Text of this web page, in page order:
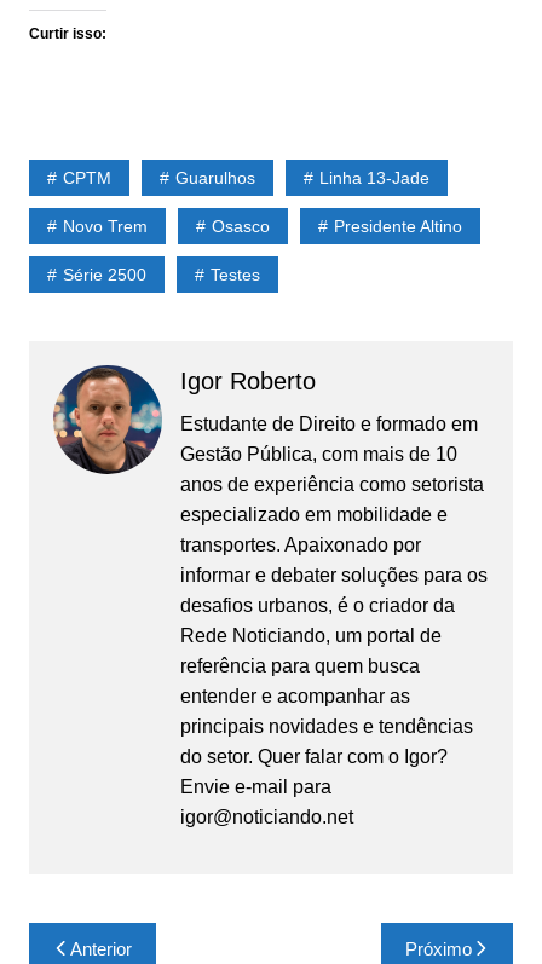
Curtir isso:
CPTM Guarulhos Linha 13-Jade
Novo Trem Osasco Presidente Altino
Série 2500 Testes
Igor Roberto
Estudante de Direito e formado em
Gestão Pública, com mais de 10
anos de experiência como setorista
especializado em mobilidade e
transportes. Apaixonado por
informar e debater soluções para os
desafios urbanos, é o criador da
Rede Noticiando, um portal de
referência para quem busca
entender e acompanhar as
principais novidades e tendências
do setor. Quer falar com o Igor?
Envie e-mail para
igor@noticiando.net
Navegação
Anterior Próximo